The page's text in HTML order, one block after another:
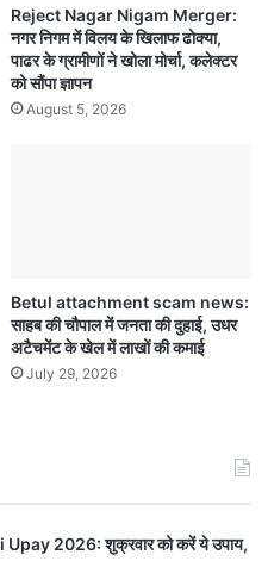
Reject Nagar Nigam Merger:
नगर निगम में विलय के खिलाफ ढोक्या,
पाढर के ग्रामीणों ने खोला मोर्चा, कलेक्टर
को सौंपा ज्ञापन
August 5, 2026
Betul attachment scam news:
साहब की चौपाल में जनता की दुहाई, उधर
अटैचमेंट के खेल में लाखों की कमाई
July 29, 2026
2026: शुक्रवार को करें ये उपाय,